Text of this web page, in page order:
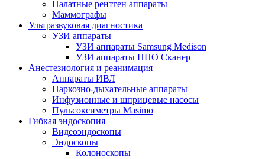
Палатные рентген аппараты
Маммографы
Ультразвуковая диагностика
УЗИ аппараты
УЗИ аппараты Samsung Medison
УЗИ аппараты НПО Сканер
Анестезиология и реанимация
Аппараты ИВЛ
Наркозно-дыхательные аппараты
Инфузионные и шприцевые насосы
Пульсоксиметры Masimo
Гибкая эндоскопия
Видеоэндоскопы
Эндоскопы
Колоноскопы